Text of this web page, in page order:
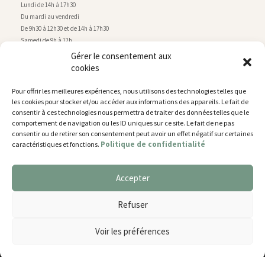
Gérer le consentement aux
cookies
Pour offrir les meilleures expériences, nous utilisons des technologies telles que
les cookies pour stocker et/ou accéder aux informations des appareils. Le fait de
consentir à ces technologies nous permettra de traiter des données telles que le
comportement de navigation ou les ID uniques sur ce site. Le fait de ne pas
consentir ou de retirer son consentement peut avoir un effet négatif sur certaines
caractéristiques et fonctions. Politique de confidentialité
Accepter
Refuser
Voir les préférences
Lundi de 14h à 17h30
Du mardi au vendredi
De 9h30 à 12h30 et de 14h à 17h30
Samedi de 9h à 12h
Service technique
rue de Montry–77700 Chessy
Tél. 01 60 43 52 63
Horaires d’ouverture
Lundi, mardi et jeudi
De 9h à 11h45 et de 14h30 à 17h30
Gestion des cookies
Nous utilisons des cookies pour vous offrir la meilleure
You can find out more about which cookies we are using or